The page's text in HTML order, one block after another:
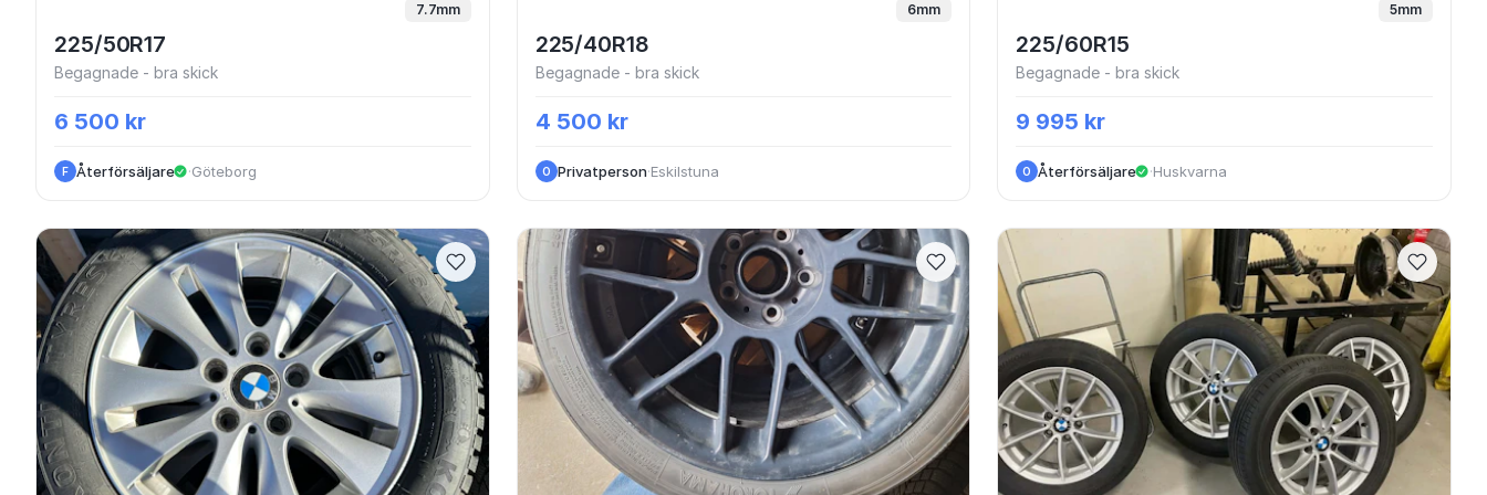
7.7mm
225/50R17
Begagnade - bra skick
6 500 kr
F Återförsäljare ·Göteborg
6mm
225/40R18
Begagnade - bra skick
4 500 kr
O Privatperson·Eskilstuna
5mm
225/60R15
Begagnade - bra skick
9 995 kr
O Återförsäljare ·Huskvarna